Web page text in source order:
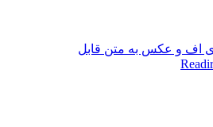
دی اف و عکس به متن قابل